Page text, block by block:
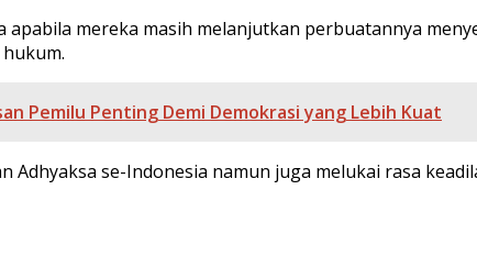
apabila mereka masih melanjutkan perbuatannya
Pemilu Penting Demi Demokrasi yang Lebih Kuat
Adhyaksa se-Indonesia namun juga melukai rasa